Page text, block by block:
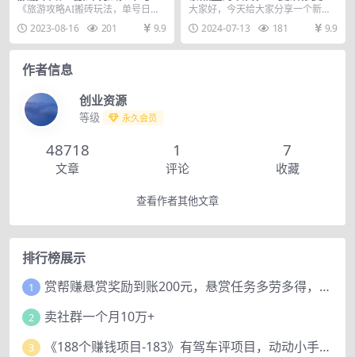
入几十，可多号操作，0成
《旅游攻略AI搬砖玩法，单号日入
几十，可多号操作，0成本，0门
槛，小白必学！》 ...
2023-08-16 201 9.9
照片，流量大 变现快 一天收
大家好，今天给大家分享一个新的
项目，目前是网上最新最火爆的一
个项目， 基本上是做...
2024-07-13 181 9.9
作者信息
创业资源
等级 永久会员
48718
文章
1
评论
7
收藏
查看作者其他文章
排行榜展示
1 赏帮赚悬赏奖励到账200元，悬赏任务多劳多得，人人可做。
2 卖社群一个月10万+
3 《188个赚钱项目-183》有驾车评项目，动动小手，复制粘贴赚44元！